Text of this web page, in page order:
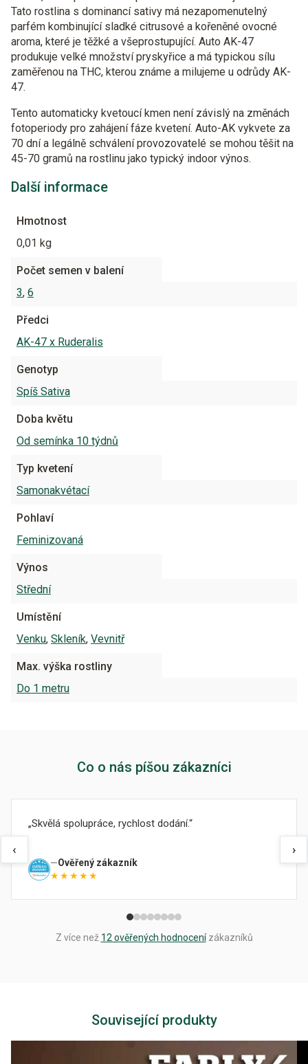
Tato rostlina s dominancí sativy má nezapomenutelný
parfém kombinující sladké citrusové a kořeněné ovocné
aroma, které je těžké a všeprostupující. Auto AK-47
produkuje velké množství pryskyřice a má typickou sílu
zaměřenou na THC, kterou známe a milujeme u odrůdy AK-
47.
Tento automaticky kvetoucí kmen není závislý na změnách
fotoperiody pro zahájení fáze kvetení. Auto-AK vykvete za
70 dní a legálně schválení provozovatelé se mohou těšit na
45-70 gramů na rostlinu jako typický indoor výnos.
Další informace
Hmotnost
0,01 kg
Počet semen v balení
3, 6
Předci
AK-47 x Ruderalis
Genotyp
Spíš Sativa
Doba květu
Od semínka 10 týdnů
Typ kvetení
Samonakvétací
Pohlaví
Feminizovaná
Výnos
Střední
Umístění
Venku, Skleník, Vevnitř
Max. výška rostliny
Do 1 metru
Co o nás píšou zákazníci
‹
Skvělá spolupráce, rychlost dodání.
Ověřený zákazník
★★★★★
›
Z více než 12 ověřených hodnocenízákazníků
Související produkty